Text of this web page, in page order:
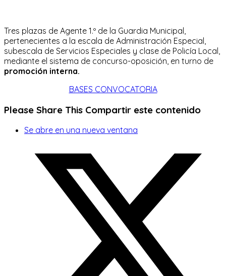
Tres plazas de Agente 1.º de la Guardia Municipal,
pertenecientes a la escala de Administración Especial,
subescala de Servicios Especiales y clase de Policía Local,
mediante el sistema de concurso-oposición, en turno de
promoción interna.
BASES CONVOCATORIA
Please Share This Compartir este contenido
Se abre en una nueva ventana